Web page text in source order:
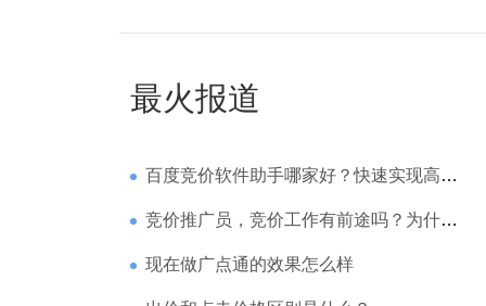
最火报道
百度竞价软件助手哪家好？快速实现高回报哪家强？
竞价推广员，竞价工作有前途吗？为什么待遇那么高
现在做广点通的效果怎么样